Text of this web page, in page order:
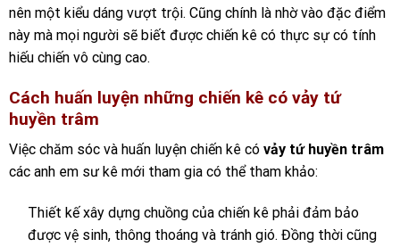
nên một kiểu dáng vượt trội. Cũng chính là nhờ vào đặc điểm
này mà mọi người sẽ biết được chiến kê có thực sự có tính
hiếu chiến vô cùng cao.
Cách huấn luyện những chiến kê có vảy tứ
huyền trâm
Việc chăm sóc và huấn luyện chiến kê có vảy tứ huyền trâm
các anh em sư kê mới tham gia có thể tham khảo:
Thiết kế xây dựng chuồng của chiến kê phải đảm bảo
được vệ sinh, thông thoáng và tránh gió. Đồng thời cũng